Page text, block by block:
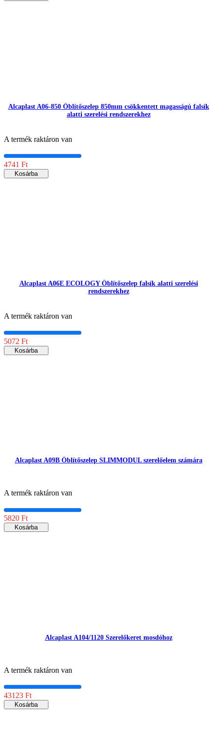
Alcaplast A06-850 Öblítőszelep 850mm csökkentett magasságú falsík
alatti szerelési rendszerekhez
A termék raktáron van
4741 Ft
Kosárba
Alcaplast A06E ECOLOGY Öblítőszelep falsík alatti szerelési
rendszerekhez
A termék raktáron van
5072 Ft
Kosárba
Alcaplast A09B Öblítőszelep SLIMMODUL szerelőelem számára
A termék raktáron van
5820 Ft
Kosárba
Alcaplast A104/1120 Szerelőkeret mosdóhoz
A termék raktáron van
43123 Ft
Kosárba